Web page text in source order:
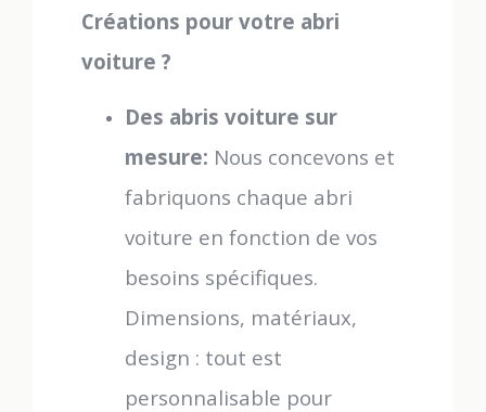
Créations pour votre abri
voiture ?
Des abris voiture sur
mesure: Nous concevons et
fabriquons chaque abri
voiture en fonction de vos
besoins spécifiques.
Dimensions, matériaux,
design : tout est
personnalisable pour